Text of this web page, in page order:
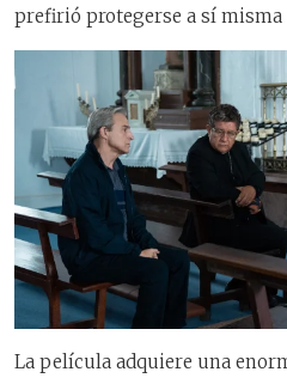
prefirió protegerse a sí misma
La película adquiere una